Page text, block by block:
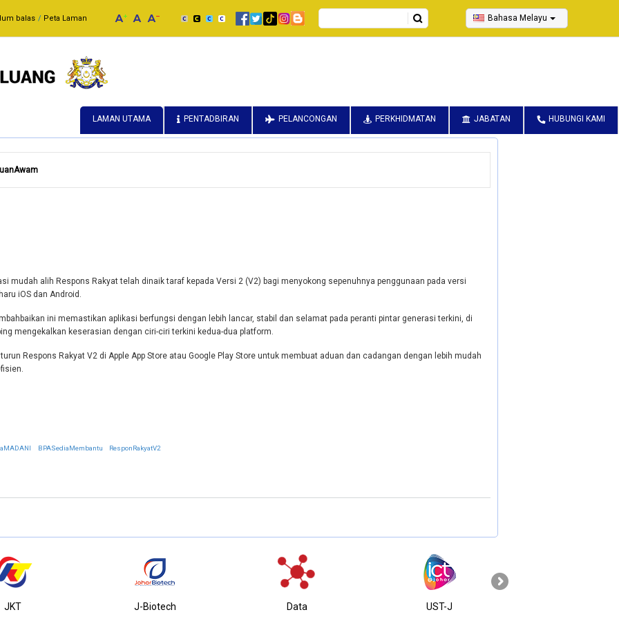
balas Peta Laman Search Bahasa Melayu
LAMAN UTAMA PENTADBIRAN PELANCONGAN PERKHIDMATAN JABATAN HUBUNGI KAMI
mudah alih Respons Rakyat telah dinaik taraf kepada Versi 2 (V2) bagi menyokong sepenuhnya penggunaan pada versi
iOS dan Android.
ini memastikan aplikasi berfungsi dengan lebih lancar, stabil dan selamat pada peranti pintar generasi terkini, di
mengekalkan keserasian dengan ciri-ciri terkini kedua-dua platform.
Respons Rakyat V2 di Apple App Store atau Google Play Store untuk membuat aduan dan cadangan dengan lebih mudah
BPASediaMembantu ResponRakyatV2
JKT J-Biotech Data UST-J
›